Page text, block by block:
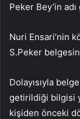
Peker Bey’in
Nuri Ensari’nin
S.Peker
Dolayısıyla
getirildiği bilgisi
kişiden önceki